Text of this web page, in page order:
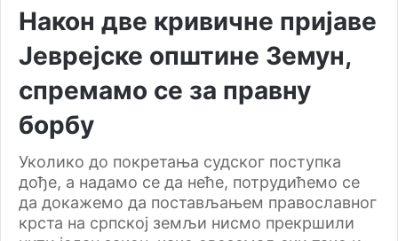
Након две кривичне пријаве
Јеврејске општине Земун,
спремамо се за правну
борбу
Уколико до покретања судског поступка
дође, а надамо се да неће, потрудићемо се
да докажемо да постављањем православног
крста на српској земљи нисмо прекршили